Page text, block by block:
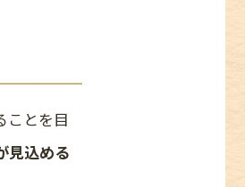
ことを目
見込める